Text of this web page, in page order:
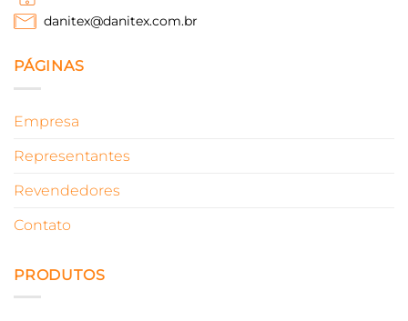
danitex@danitex.com.br
PÁGINAS
Empresa
Representantes
Revendedores
Contato
PRODUTOS